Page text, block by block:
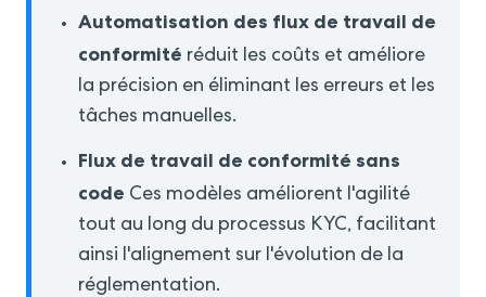
Automatisation des flux de travail de
conformité réduit les coûts et améliore
la précision en éliminant les erreurs et les
tâches manuelles.
Flux de travail de conformité sans
code Ces modèles améliorent l'agilité
tout au long du processus KYC, facilitant
ainsi l'alignement sur l'évolution de la
réglementation.